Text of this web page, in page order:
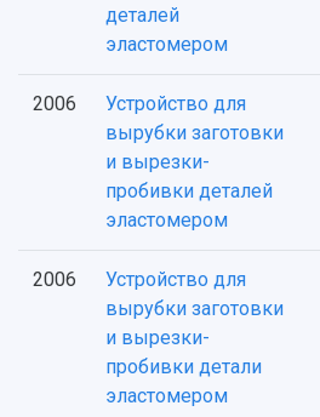
деталей
эластомером
2006
Устройство для
вырубки заготовки
и вырезки-
пробивки деталей
эластомером
2006
Устройство для
вырубки заготовки
и вырезки-
пробивки детали
эластомером